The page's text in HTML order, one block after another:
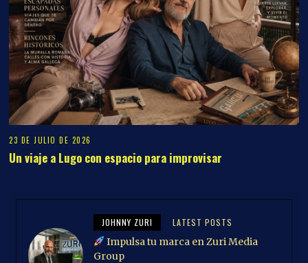
23 DE JULIO DE 2026
Un viaje a Lugo con espacio para improvisar
JOHNNY ZURI LATEST POSTS
Impulsa tu marca en Zuri Media
Group